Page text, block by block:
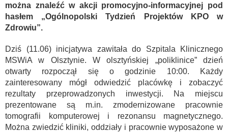
można znaleźć w akcji promocyjno-informacyjnej pod
hasłem „Ogólnopolski Tydzień Projektów KPO w
Zdrowiu”.
Dziś (11.06) inicjatywa zawitała do Szpitala Klinicznego
MSWiA w Olsztynie. W olsztyńskiej „poliklinice” dzień
otwarty rozpoczął się o godzinie 10:00. Każdy
zainteresowany mógł odwiedzić placówkę i zobaczyć
rezultaty przeprowadzonych inwestycji. Na miejscu
prezentowane są m.in. zmodernizowane pracownie
tomografii komputerowej i rezonansu magnetycznego.
Można zwiedzić kliniki, oddziały i pracownie wyposażone w